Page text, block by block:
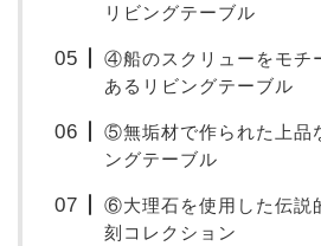
リビングテーブル
④船のスクリューをモチ
あるリビングテーブル
⑤無垢材で作られた上品
ングテーブル
⑥大理石を使用した伝説
刻コレクション